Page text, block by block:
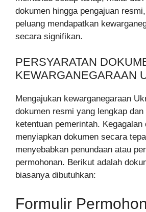
dokumen hingga pengajuan
peluang mendapatkan
secara signifikan.
PERSYARATAN
KEWARGANEGARAAN
Mengajukan kewarganegaraan
dokumen resmi yang lengkap
ketentuan pemerintah. Kegagalan
menyiapkan dokumen secara
menyebabkan penundaan atau
permohonan. Berikut adalah
biasanya dibutuhkan:
Formulir